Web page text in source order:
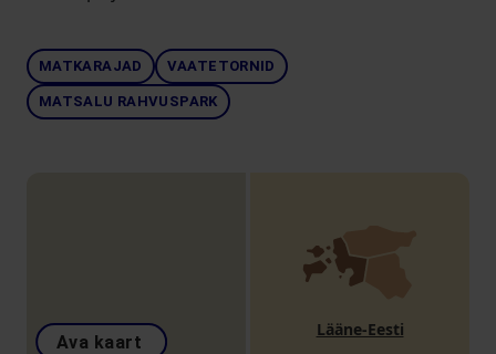
MATKARAJAD VAATETORNID
MATSALU RAHVUSPARK
Ava kaart
Lääne-Eesti